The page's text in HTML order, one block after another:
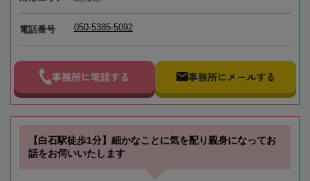
電話番号 050-5385-5092
事務所に電話する 事務所にメールする
【白石駅徒歩1分】細かなことに気を配り親身になってお
話をお伺いいたします